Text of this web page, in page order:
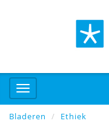
Bladeren Ethiek